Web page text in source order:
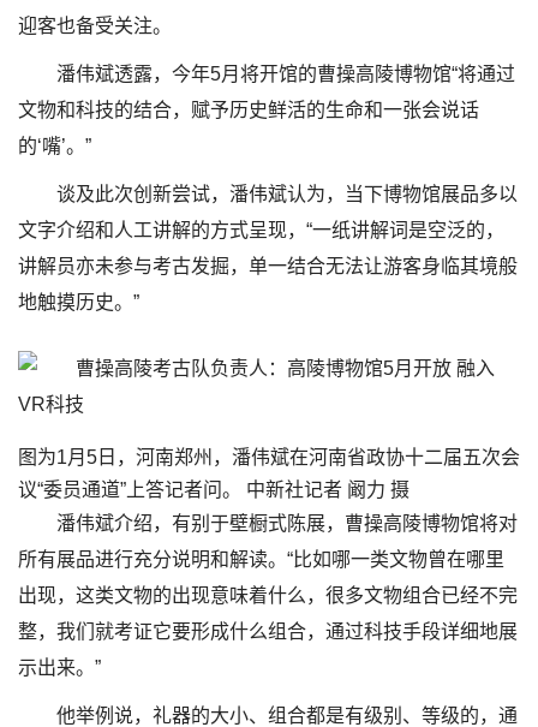
迎客也备受关注。
潘伟斌透露，今年5月将开馆的曹操高陵博物馆“将通过
文物和科技的结合，赋予历史鲜活的生命和一张会说话
的‘嘴’。”
谈及此次创新尝试，潘伟斌认为，当下博物馆展品多以
文字介绍和人工讲解的方式呈现，“一纸讲解词是空泛的，
讲解员亦未参与考古发掘，单一结合无法让游客身临其境般
地触摸历史。”
图为1月5日，河南郑州，潘伟斌在河南省政协十二届五次会
议“委员通道”上答记者问。 中新社记者 阚力 摄
潘伟斌介绍，有别于壁橱式陈展，曹操高陵博物馆将对
所有展品进行充分说明和解读。“比如哪一类文物曾在哪里
出现，这类文物的出现意味着什么，很多文物组合已经不完
整，我们就考证它要形成什么组合，通过科技手段详细地展
示出来。”
他举例说，礼器的大小、组合都是有级别、等级的，通